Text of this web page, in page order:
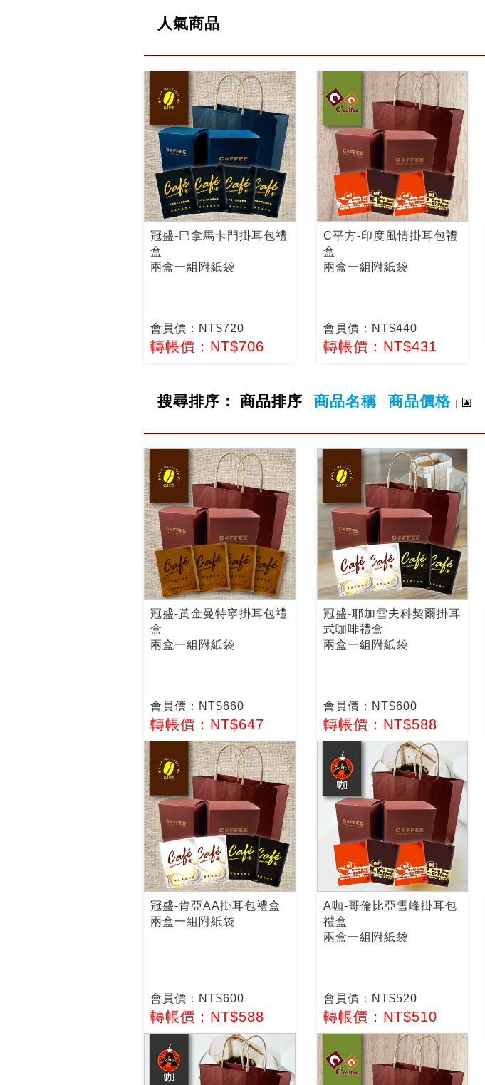
人氣商品
冠盛-巴拿馬卡門掛耳包禮
盒
兩盒一組附紙袋
會員價：NT$720
轉帳價：NT$706
C平方-印度風情掛耳包禮
盒
兩盒一組附紙袋
會員價：NT$440
轉帳價：NT$431
搜尋排序： 商品排序 | 商品名稱 | 商品價格 |
冠盛-黃金曼特寧掛耳包禮
盒
兩盒一組附紙袋
會員價：NT$660
轉帳價：NT$647
冠盛-耶加雪夫科契爾掛耳
式咖啡禮盒
兩盒一組附紙袋
會員價：NT$600
轉帳價：NT$588
冠盛-肯亞AA掛耳包禮盒
兩盒一組附紙袋
會員價：NT$600
轉帳價：NT$588
A咖-哥倫比亞雪峰掛耳包
禮盒
兩盒一組附紙袋
會員價：NT$520
轉帳價：NT$510